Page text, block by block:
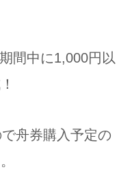
間中に1,000円以
舟券購入予定の